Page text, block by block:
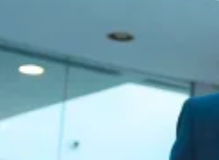
Pirapora
CaieirasFranco da